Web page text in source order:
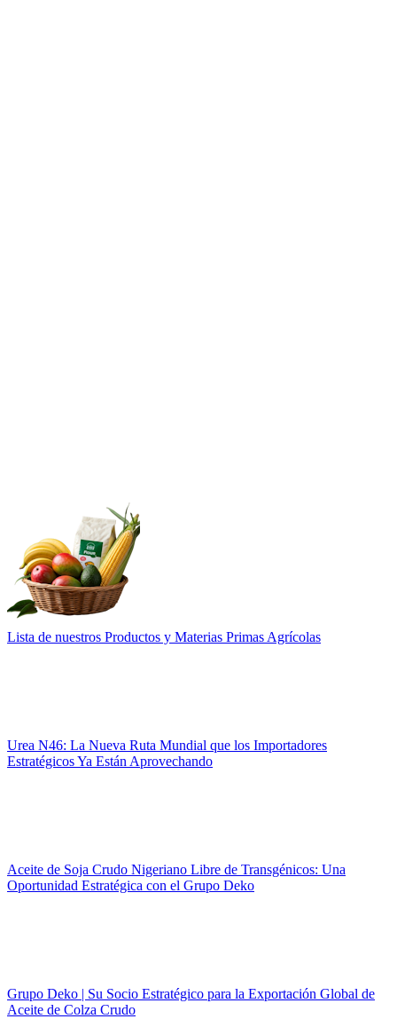
Lista de nuestros Productos y Materias Primas Agrícolas
Urea N46: La Nueva Ruta Mundial que los Importadores
Estratégicos Ya Están Aprovechando
Aceite de Soja Crudo Nigeriano Libre de Transgénicos: Una
Oportunidad Estratégica con el Grupo Deko
Grupo Deko | Su Socio Estratégico para la Exportación Global de
Aceite de Colza Crudo